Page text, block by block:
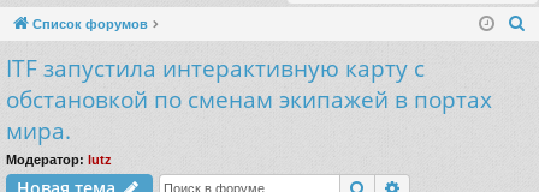
ы
лк
и
ум
ы
д ис
Список форумов
ITF запустила интерактивную карту с
обстановкой по сменам экипажей в портах
мира.
Модератор: lutz
Поиск